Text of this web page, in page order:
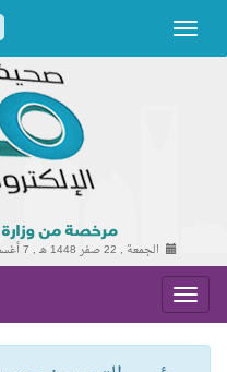
الجمعة , 22 صفر 1448 هـ , 7 أغسطس 2026 م |